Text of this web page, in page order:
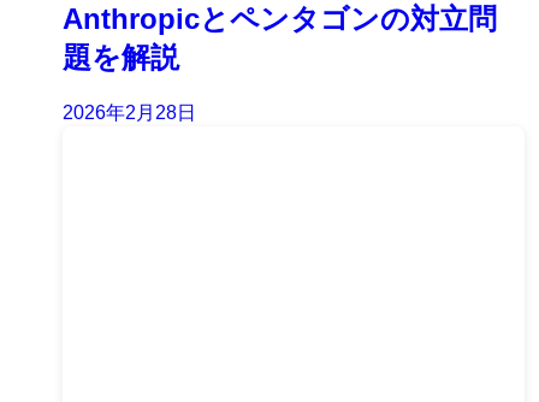
Anthropicとペンタゴンの対立問
題を解説
2026年2月28日